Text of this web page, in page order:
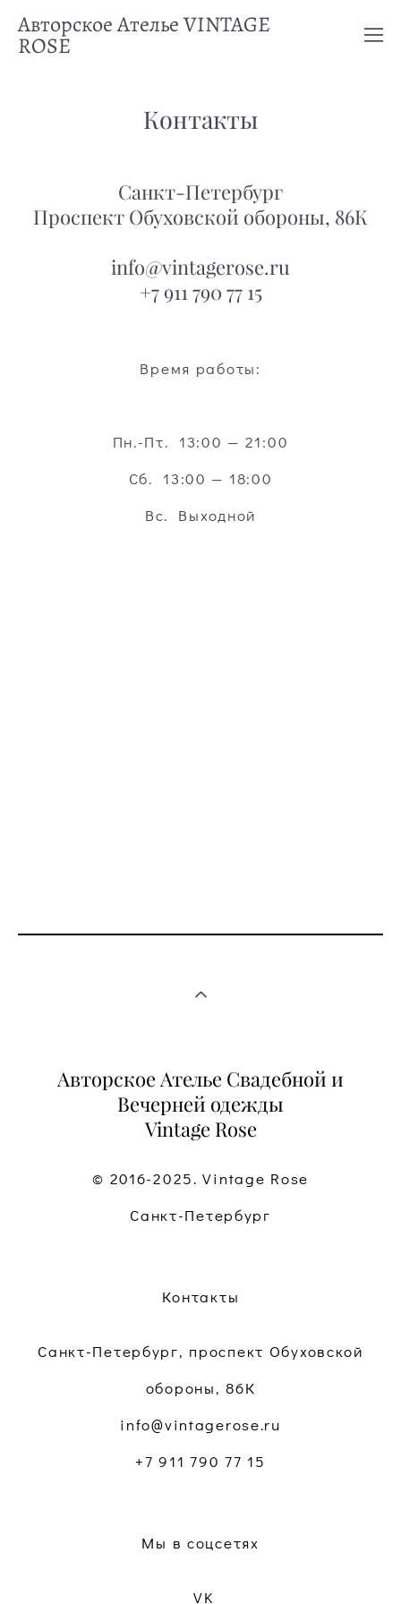
Авторское Ателье VINTAGE
ROSE
Контакты
Санкт-Петербург
Проспект Обуховской обороны, 86К
info@vintagerose.ru
+7 911 790 77 15
Время работы:
Пн.-Пт. 13:00 — 21:00
Сб. 13:00 — 18:00
Вс. Выходной
Авторское Ателье Свадебной и
Вечерней одежды
Vintage Rose
© 2016-2025. Vintage Rose
Санкт-Петербург
Контакты
Санкт-Петербург, проспект Обуховской
обороны, 86К
info@vintagerose.ru
+7 911 790 77 15
Мы в соцсетях
VK